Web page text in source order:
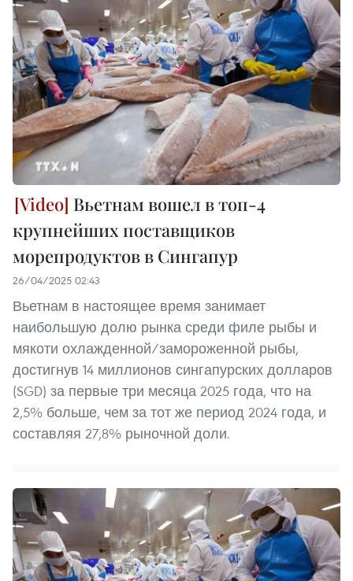
Вьетнам вошел в топ-4
крупнейших поставщиков
морепродуктов в Сингапур
26/04/2025 02:43
Вьетнам в настоящее время занимает
наибольшую долю рынка среди филе рыбы и
мякоти охлажденной/замороженной рыбы,
достигнув 14 миллионов сингапурских долларов
(SGD) за первые три месяца 2025 года, что на
2,5% больше, чем за тот же период 2024 года, и
составляя 27,8% рыночной доли.